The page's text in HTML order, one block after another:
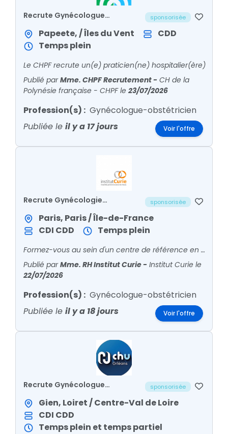
Recrute Gynécologue
sponsorisée
Papeete, / Îles du Vent
CDD
Temps plein
Le CHPF recrute un(e) praticien(ne) hospitalier(ère)
Publié parMme. CHPF Recrutement- CH de la
Polynésie française - CHPFle 23/07/2026
Profession(s) : Gynécologue-obstétricien
Publiée le il y a 17 jours Voir l'offre
Recrute Gynécologie
Docteurs Juniors (H/F)
sponsorisée
Paris, Paris / Île-de-France
CDI CDD Temps plein
Formez-vous au sein d'un centre de référence en cancérologie .
Publié parMme. RH Institut Curie- Institut Curie le
22/07/2026
Profession(s) : Gynécologue-obstétricien
Publiée le il y a 18 jours Voir l'offre
Recrute Gynécologue
sponsorisée
Gien, Loiret / Centre-Val de Loire
CDI CDD
Temps plein et temps partiel